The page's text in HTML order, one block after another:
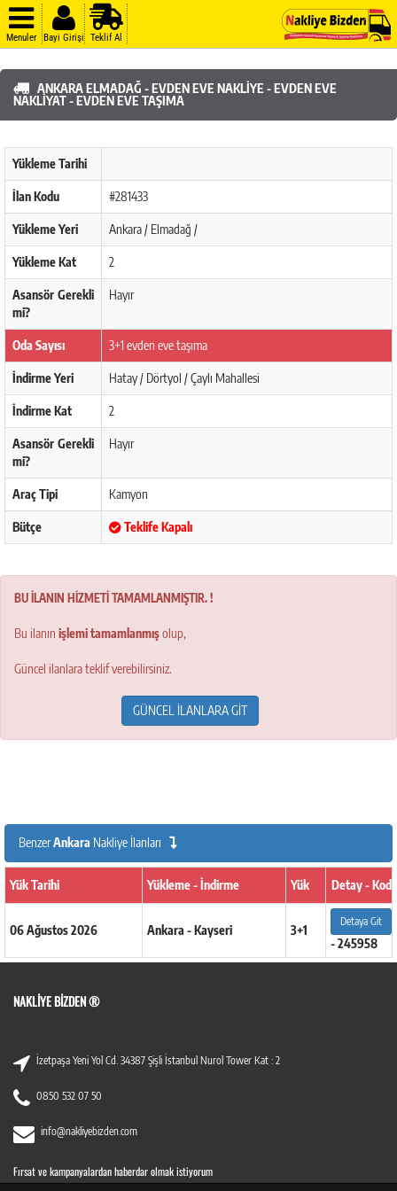
Menuler Bayi Girişi Teklif Al
ANKARA ELMADAĞ - EVDEN EVE NAKLIYE - EVDEN EVE
NAKLIYAT - EVDEN EVE TAŞIMA
Yükleme Tarihi
İlan Kodu #281433
Yükleme Yeri Ankara / Elmadağ /
Yükleme Kat 2
Asansör Gerekli
mi?
Hayır
Oda Sayısı 3+1 evden eve taşıma
İndirme Yeri Hatay / Dörtyol / Çaylı Mahallesi
İndirme Kat 2
Asansör Gerekli
mi?
Hayır
Araç Tipi Kamyon
Bütçe Teklife Kapalı
BU İLANIN HİZMETİ TAMAMLANMIŞTIR. !
Bu ilanın işlemi tamamlanmışolup,
Güncel ilanlara teklif verebilirsiniz.
GÜNCEL İLANLARA GİT
BenzerAnkara Nakliye İlanları
Yük Tarihi Yükleme - İndirme Yük Detay - Kod
06 Ağustos 2026 Ankara - Kayseri 3+1
Detaya Git
- 245958
NAKLIYE BIZDEN ®
İzetpaşa Yeni Yol Cd. 34387 Şişli İstanbul Nurol Tower Kat : 2
0850 532 07 50
info@nakliyebizden.com
Fırsat ve kampanyalardan haberdar olmak istiyorum